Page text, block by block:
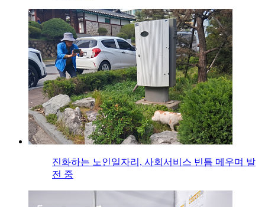
진화하는 노인일자리, 사회서비스 빈틈 메우며 발
전 중